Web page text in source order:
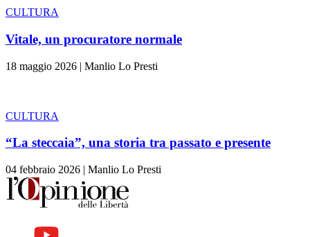
CULTURA
Vitale, un procuratore normale
18 maggio 2026 | Manlio Lo Presti
CULTURA
“La steccaia”, una storia tra passato e presente
04 febbraio 2026 | Manlio Lo Presti